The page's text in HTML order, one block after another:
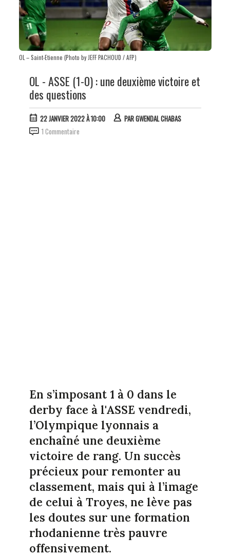
OL – Saint-Etienne (Photo by JEFF PACHOUD / AFP)
OL - ASSE (1-0) : une deuxième victoire et
des questions
22 JANVIER 2022 À 10:00 PARGWENDAL CHABAS
1 Commentaire
En s’imposant 1 à 0 dans le
derby face à l'ASSE vendredi,
l’Olympique lyonnais a
enchaîné une deuxième
victoire de rang. Un succès
précieux pour remonter au
classement, mais qui à l’image
de celui à Troyes, ne lève pas
les doutes sur une formation
rhodanienne très pauvre
offensivement.